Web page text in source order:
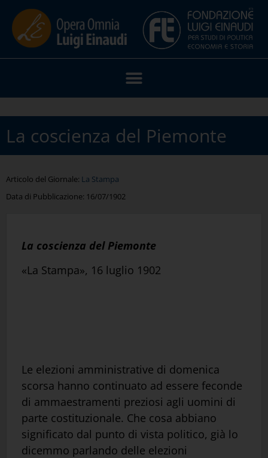
La coscienza del Piemonte
Articolo del Giornale: La Stampa
Data di Pubblicazione: 16/07/1902
La coscienza del Piemonte
«La Stampa», 16 luglio 1902
Le elezioni amministrative di domenica
scorsa hanno continuato ad essere feconde
di ammaestramenti preziosi agli uomini di
parte costituzionale. Che cosa abbiano
significato dal punto di vista politico, già lo
dicemmo parlando delle elezioni